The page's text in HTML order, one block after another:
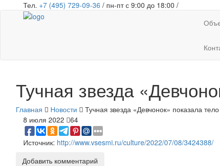
Тел. +7 (495) 729-09-36 / пн-пт с 9:00 до 18:00 /
Тучная звезда
Главная Новости
Тучная звезда «Девчонок» показала
8 июля 2022
64
Источник: http://www.vsesmi.ru/culture/2022/07/08/3424388/
Добавить комментарий